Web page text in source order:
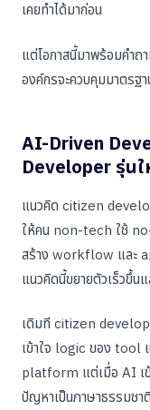
เคยทำได้มาก่อน
แต่โอกาสนี้มาพร้อมคำ
องค์กรจะควบคุมมาตรฐ
AI-Driven
Developer รุ่น
แนวคิด citizen
ให้คน non-tech ใช้
สร้าง workflow และ
แนวคิดนี้ขยายตัวเร็วขึ้นแ
เดิมที citizen
เข้าใจ logic ของ tool
platform แต่เมื่อ AI เข้
ปัญหาเป็นภาษาธรรมชา